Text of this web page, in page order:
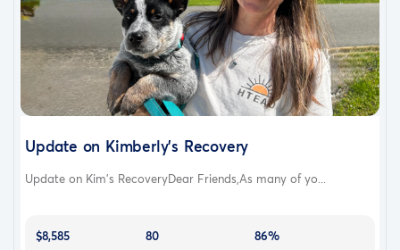
Update on Kimberly’s Recovery
Update on Kim’s RecoveryDear Friends,As many of yo...
$8,585
80
86%